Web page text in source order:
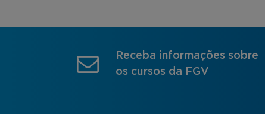
Receba informações sobre
os cursos da FGV